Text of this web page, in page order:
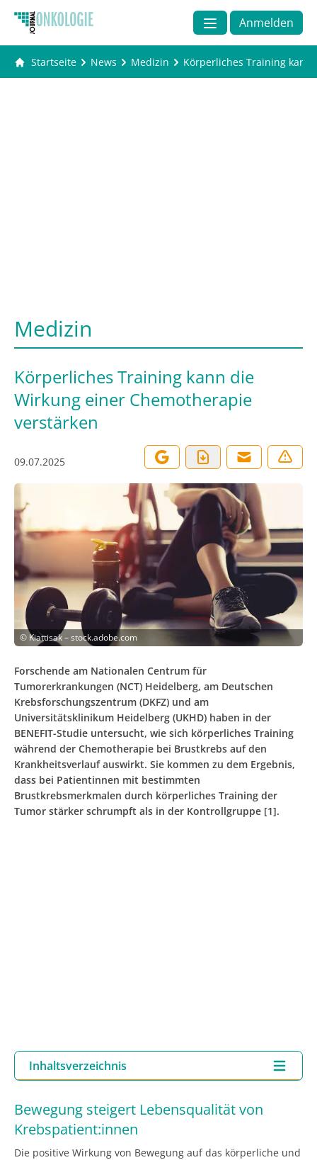
Anmelden
Startseite News Medizin Körperliches Training
Medizin
Körperliches Training kann die
Wirkung einer Chemotherapie
verstärken
09.07.2025
© Kiattisak – stock.adobe.com
Forschende am Nationalen Centrum für
Tumorerkrankungen (NCT) Heidelberg, am Deutschen
Krebsforschungszentrum (DKFZ) und am
Universitätsklinikum Heidelberg (UKHD) haben in der
BENEFIT-Studie untersucht, wie sich körperliches Training
während der Chemotherapie bei Brustkrebs auf den
Krankheitsverlauf auswirkt. Sie kommen zu dem Ergebnis,
dass bei Patientinnen mit bestimmten
Brustkrebsmerkmalen durch körperliches Training der
Tumor stärker schrumpft als in der Kontrollgruppe [1].
Inhaltsverzeichnis
Bewegung steigert Lebensqualität von
Krebspatient:innen
Die positive Wirkung von Bewegung auf das körperliche und